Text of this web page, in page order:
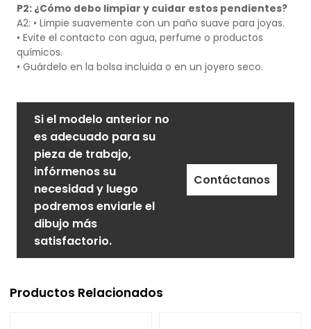
P2: ¿Cómo debo limpiar y cuidar estos pendientes?
A2: • Limpie suavemente con un paño suave para joyas.
• Evite el contacto con agua, perfume o productos
químicos.
• Guárdelo en la bolsa incluida o en un joyero seco.
Si el modelo anterior no
es adecuado para su
pieza de trabajo,
infórmenos su
necesidad y luego
podremos enviarle el
dibujo más
satisfactorio.
Contáctanos
Productos Relacionados